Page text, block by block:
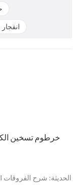
درجات الحرارة
خرطوم تسخين